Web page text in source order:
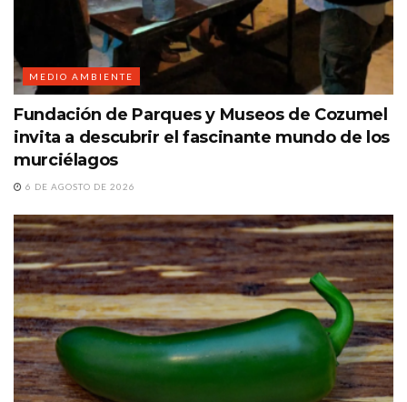
MEDIO AMBIENTE
Fundación de Parques y Museos de Cozumel
invita a descubrir el fascinante mundo de los
murciélagos
6 DE AGOSTO DE 2026